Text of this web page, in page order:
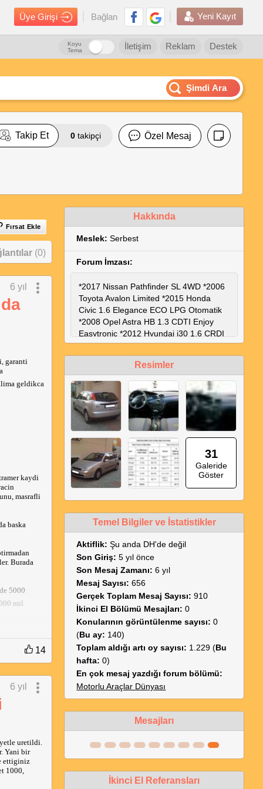
Üye Girişi Bağlan Yeni Kayıt
Destek
Reklam
İletişim
Koyu
Tema
Şimdi Ara
Takip Et 0 takipçi Özel Mesaj
Fırsat Ekle
(0)
6 yıl
garanti
geldikca
kaydi
masrafli
baska
Burada
5000
mil
80 dolar
revize
cekmisti,
14
6 yıl
uretildi.
Yani bir
ettiginiz
1000,
Hakkında
Meslek: Serbest
Forum İmzası:
*2017 Nissan Pathfinder SL 4WD *2006
Toyota Avalon Limited *2015 Honda
Civic 1.6 Elegance ECO LPG Otomatik
*2008 Opel Astra HB 1.3 CDTI Enjoy
Easytronic *2012 Hyundai i30 1.6 CRDI
Elite Manuel *2010 Chevrolet Cruze 1.6
LS Otm. *2001 Ford Focus HB 1.6
Resimler
31
Galeride
Göster
Temel Bilgiler ve İstatistikler
Aktiflik: Şu anda DH'de değil
Son Giriş: 5 yıl önce
Son Mesaj Zamanı: 6 yıl
Mesaj Sayısı: 656
Gerçek Toplam Mesaj Sayısı: 910
İkinci El Bölümü Mesajları: 0
Konularının görüntülenme sayısı: 0
(Bu ay: 140)
Toplam aldığı artı oy sayısı: 1.229 (Bu
hafta: 0)
En çok mesaj yazdığı forum bölümü:
Motorlu Araçlar Dünyası
Mesajları
İkinci El Referansları